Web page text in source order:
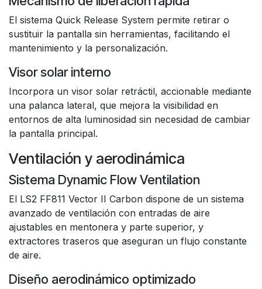
El sistema Quick Release System permite retirar o
sustituir la pantalla sin herramientas, facilitando el
mantenimiento y la personalización.
Visor solar interno
Incorpora un visor solar retráctil, accionable mediante
una palanca lateral, que mejora la visibilidad en
entornos de alta luminosidad sin necesidad de cambiar
la pantalla principal.
Ventilación y aerodinámica
Sistema Dynamic Flow Ventilation
El LS2 FF811 Vector II Carbon dispone de un sistema
avanzado de ventilación con entradas de aire
ajustables en mentonera y parte superior, y
extractores traseros que aseguran un flujo constante
de aire.
Diseño aerodinámico optimizado